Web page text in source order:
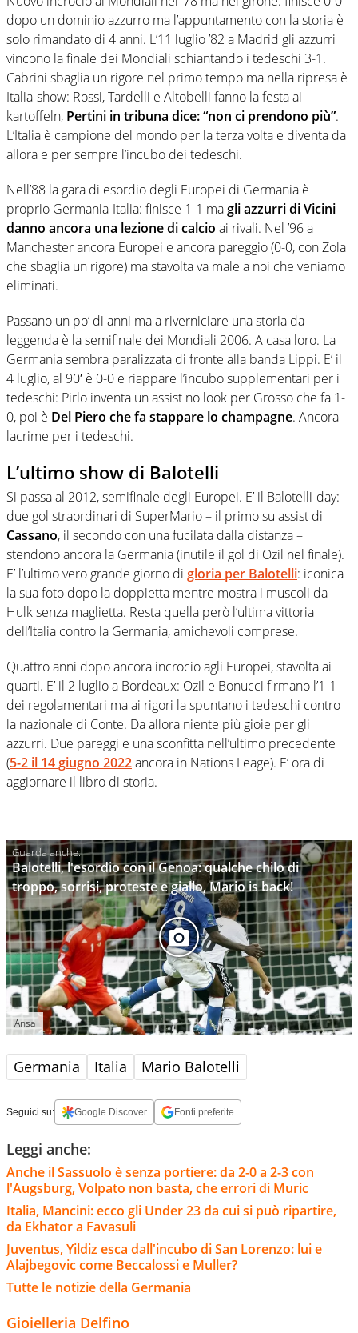
dopo un dominio azzurro ma l’appuntamento con la storia è
solo rimandato di 4 anni. L’11 luglio ’82 a Madrid gli azzurri
vincono la finale dei Mondiali schiantando i tedeschi 3-1.
Cabrini sbaglia un rigore nel primo tempo ma nella ripresa è
Italia-show: Rossi, Tardelli e Altobelli fanno la festa ai
kartoffeln, Pertini in tribuna dice: “non ci prendono più”.
L’Italia è campione del mondo per la terza volta e diventa da
allora e per sempre l’incubo dei tedeschi.
Nell’88 la gara di esordio degli Europei di Germania è
proprio Germania-Italia: finisce 1-1 magli azzurri di Vicini
danno ancora una lezione di calcio ai rivali. Nel ’96 a
Manchester ancora Europei e ancora pareggio (0-0, con Zola
che sbaglia un rigore) ma stavolta va male a noi che veniamo
eliminati.
Passano un po’ di anni ma a riverniciare una storia da
leggenda è la semifinale dei Mondiali 2006. A casa loro. La
Germania sembra paralizzata di fronte alla banda Lippi. E’ il
4 luglio, al 90′ è 0-0 e riappare l’incubo supplementari per i
tedeschi: Pirlo inventa un assist no look per Grosso che fa 1-
0, poi è Del Piero che fa stappare lo champagne. Ancora
lacrime per i tedeschi.
L’ultimo show di Balotelli
Si passa al 2012, semifinale degli Europei. E’ il Balotelli-day:
due gol straordinari di SuperMario – il primo su assist di
Cassano, il secondo con una fucilata dalla distanza –
stendono ancora la Germania (inutile il gol di Ozil nel finale).
E’ l’ultimo vero grande giorno di gloria per Balotelli: iconica
la sua foto dopo la doppietta mentre mostra i muscoli da
Hulk senza maglietta. Resta quella però l’ultima vittoria
dell’Italia contro la Germania, amichevoli comprese.
Quattro anni dopo ancora incrocio agli Europei, stavolta ai
quarti. E’ il 2 luglio a Bordeaux: Ozil e Bonucci firmano l’1-1
dei regolamentari ma ai rigori la spuntano i tedeschi contro
la nazionale di Conte. Da allora niente più gioie per gli
azzurri. Due pareggi e una sconfitta nell’ultimo precedente
(5-2 il 14 giugno 2022ancora in Nations Leage). E’ ora di
aggiornare il libro di storia.
Balotelli, l'esordio con il Genoa: qualche chilo di
troppo, sorrisi, proteste e giallo, Mario is back!
Ansa
Germania Italia Mario Balotelli
Seguici su: Google Discover Fonti preferite
Leggi anche:
Anche il Sassuolo è senza portiere: da 2-0 a 2-3 con
l'Augsburg, Volpato non basta, che errori di Muric
Italia, Mancini: ecco gli Under 23 da cui si può ripartire,
da Ekhator a Favasuli
Juventus, Yildiz esca dall'incubo di San Lorenzo: lui e
Alajbegovic come Beccalossi e Muller?
Tutte le notizie della Germania
Gioielleria Delfino